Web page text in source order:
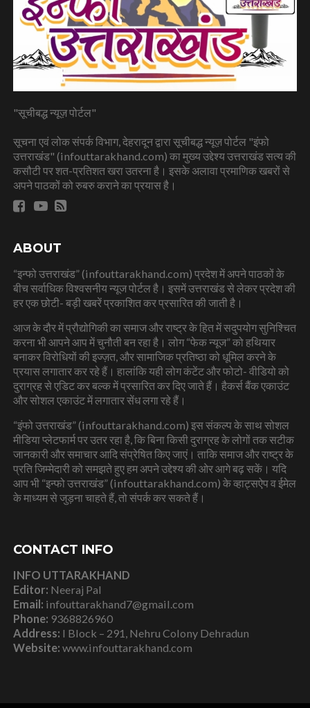
"सूचीबद्ध न्यूज़ पोर्टल"
सूचना एवं लोक संपर्क विभाग, देहरादून द्वारा सूचीबद्ध न्यूज़ पोर्टल "इंफो
उत्तराखंड" (infouttarakhand.com) का मुख्य उद्देश्य उत्तराखंड सत्य की
कसौटी पर शत-प्रतिशत खरा उतरना है। इसके अलावा प्रमाणिक खबरों से
अपने पाठकों को रुबरु कराने का प्रयास है।
ABOUT
“इन्फो उत्तराखंड” (infouttarakhand.com) प्रदेश में अपने पाठकों के
बीच सर्वाधिक विश्वसनीय न्यूज पोर्टल है। इसमें उत्तराखंड से लेकर प्रदेश की
हर एक छोटी- बड़ी खबरें प्रकाशित कर प्रसारित की जाती है।
आज के दौर में प्रौद्योगिकी का समाज और राष्ट्र के हित में सदुपयोग सुनिश्चित
करना भी आपने आप में चुनौती बन रहा है। लोग “फेक न्यूज” को हथियार
बनाकर विरोधियों की इज्ज़त, और सामाजिक प्रतिष्ठा को धूमिल करने के
प्रयास लगातार कर रहे हैं। हालांकि यही लोग कंटेंट और फोटो- वीडियो को
दुराग्रह से एडिट कर बल्क में प्रसारित कर दिए जाते हैं। हैकर्स बैंक एकाउंट
और सोशल एकाउंट में लगातार सेंध लगा रहे हैं।
“इंफो उत्तराखंड” (infouttarakhand.com) इस संकल्प के साथ सोशल
मीडिया प्लेटफार्म पर उतर रहा है, कि बिना किसी दुराग्रह के लोगों तक सटीक
जानकारी और समाचार आदि संप्रेषित किए जाएं। ताकि समाज और राष्ट्र के
प्रति जिम्मेदारी को समझते हुए हम अपने उद्देश्य की ओर आगे बढ़ सकें। यदि
आप भी “इन्फो उत्तराखंड” (infouttarakhand.com) के व्हाट्सऐप व ईमेल
के माध्यम से जुड़ना चाहते हैं, तो संपर्क कर सकते हैं।
CONTACT INFO
INFO UTTARAKHAND
Editor: Neeraj Pal
Email: infouttarakhand7@gmail.com
Phone: 9368826960
Address: I Block – 291, Nehru Colony Dehradun
Website: www.infouttarakhand.com